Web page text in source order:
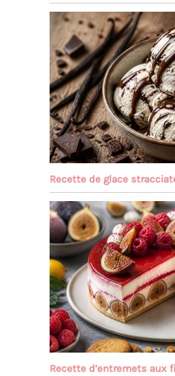
Recette de glace
Recette d’entremets aux